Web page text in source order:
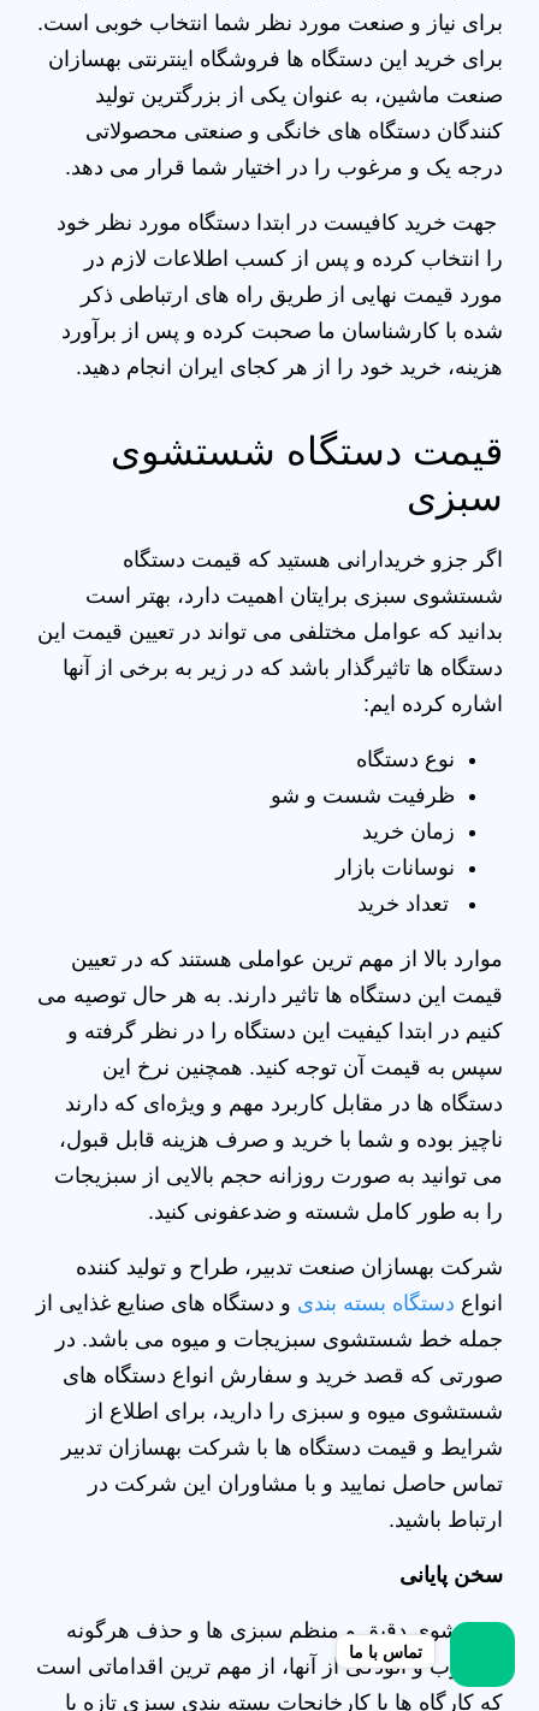
برای نیاز و صنعت مورد نظر شما انتخاب خوبی است.
برای خرید این دستگاه‌ ها فروشگاه اینترنتی بهسازان
صنعت ماشین، به عنوان یکی از بزرگترین تولید
کنندگان دستگاه‌ های خانگی و صنعتی محصولاتی
درجه یک و مرغوب را در اختیار شما قرار می‌ دهد.
جهت خرید کافیست در ابتدا دستگاه مورد نظر خود
را انتخاب کرده و پس از کسب اطلاعات لازم در
مورد قیمت نهایی از طریق راه‌ های ارتباطی ذکر
شده با کارشناسان ما صحبت کرده و پس از برآورد
هزینه، خرید خود را از هر کجای ایران انجام دهید.
قیمت دستگاه شستشوی
سبزی
اگر جزو خریدارانی هستید که قیمت دستگاه
شستشوی سبزی برایتان اهمیت دارد، بهتر است
بدانید که عوامل مختلفی می‌ تواند در تعیین قیمت این
دستگاه‌ ها تاثیرگذار باشد که در زیر به برخی از آنها
اشاره کرده ایم:
نوع دستگاه
ظرفیت شست و شو
زمان خرید
نوسانات بازار
تعداد خرید
موارد بالا از مهم‌ ترین عواملی هستند که در تعیین
قیمت این دستگاه‌ ها تاثیر دارند. به هر حال توصیه می‌
کنیم در ابتدا کیفیت این دستگاه را در نظر گرفته و
سپس به قیمت آن توجه کنید. همچنین نرخ این
دستگاه‌ ها در مقابل کاربرد مهم و ویژه‌ای که دارند
ناچیز بوده و شما با خرید و صرف هزینه قابل قبول،
می‌ توانید به صورت روزانه حجم بالایی از سبزیجات
را به طور کامل شسته و ضدعفونی کنید.
شرکت بهسازان صنعت تدبیر، طراح و تولید کننده
انواع دستگاه بسته بندی و دستگاه های صنایع غذایی از
جمله خط شستشوی سبزیجات و میوه می باشد. در
صورتی که قصد خرید و سفارش انواع دستگاه های
شستشوی میوه و سبزی را دارید، برای اطلاع از
شرایط و قیمت دستگاه ها با شرکت بهسازان تدبیر
تماس حاصل نمایید و با مشاوران این شرکت در
ارتباط باشید.
سخن پایانی
شستشوی دقیق و منظم سبزی‌ ها و حذف هرگونه
میکروب و آلودگی از آنها، از مهم‌ ترین اقداماتی است
که کارگاه‌ ها یا کارخانجات بسته‌ بندی سبزی تازه یا
تماس با ما